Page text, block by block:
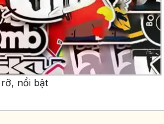
nổi bật